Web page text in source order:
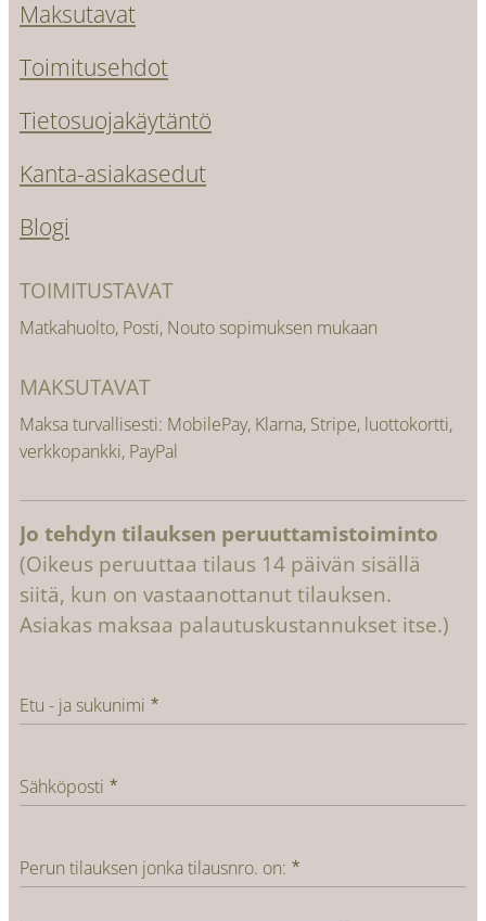
Maksutavat
Toimitusehdot
Tietosuojakäytäntö
Kanta-asiakasedut
Blogi
TOIMITUSTAVAT
Matkahuolto, Posti, Nouto sopimuksen mukaan
MAKSUTAVAT
Maksa turvallisesti: MobilePay, Klarna, Stripe, luottokortti,
verkkopankki, PayPal
Jo tehdyn tilauksen peruuttamistoiminto
(Oikeus peruuttaa tilaus 14 päivän sisällä
siitä, kun on vastaanottanut tilauksen.
Asiakas maksaa palautuskustannukset itse.)
Etu - ja sukunimi
Sähköposti
Perun tilauksen jonka tilausnro. on: